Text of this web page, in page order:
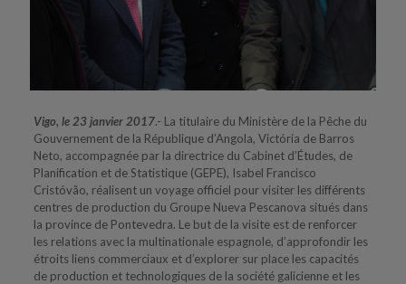
Vigo, le 23 janvier 2017.- La titulaire du Ministère de la Pêche du
Gouvernement de la République d’Angola, Victória de Barros
Neto, accompagnée par la directrice du Cabinet d’Études, de
Planification et de Statistique (GEPE), Isabel Francisco
Cristóvão, réalisent un voyage officiel pour visiter les différents
centres de production du Groupe Nueva Pescanova situés dans
la province de Pontevedra. Le but de la visite est de renforcer
les relations avec la multinationale espagnole, d’approfondir les
étroits liens commerciaux et d’explorer sur place les capacités
de production et technologiques de la société galicienne et les